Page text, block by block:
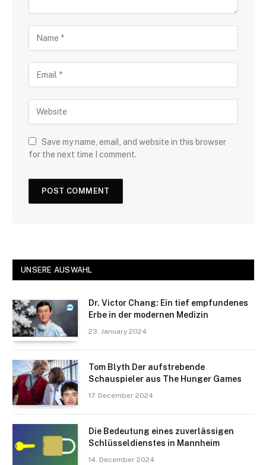
Save my name, email, and website in this browser
for the next time I comment.
UNSERE AUSWAHL
Dr. Victor Chang: Ein tief empfundenes
Erbe in der modernen Medizin
23. January 2024
Tom Blyth Der aufstrebende
Schauspieler aus The Hunger Games
17. December 2024
Die Bedeutung eines zuverlässigen
Schlüsseldienstes in Mannheim
14. December 2024